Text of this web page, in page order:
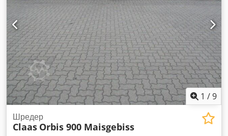
1 /9
Шредер
Claas Orbis 900 Maisgebiss